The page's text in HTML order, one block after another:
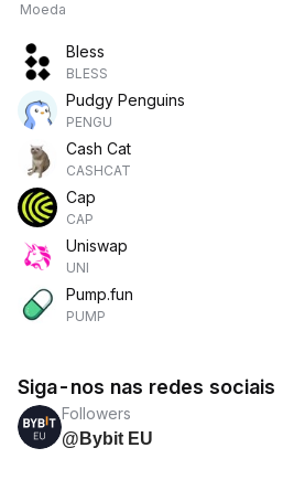
Moeda
Bless
BLESS
Pudgy Penguins
PENGU
Cash Cat
CASHCAT
Cap
CAP
Uniswap
UNI
Pump.fun
PUMP
Siga-nos nas redes sociais
Followers
@Bybit EU